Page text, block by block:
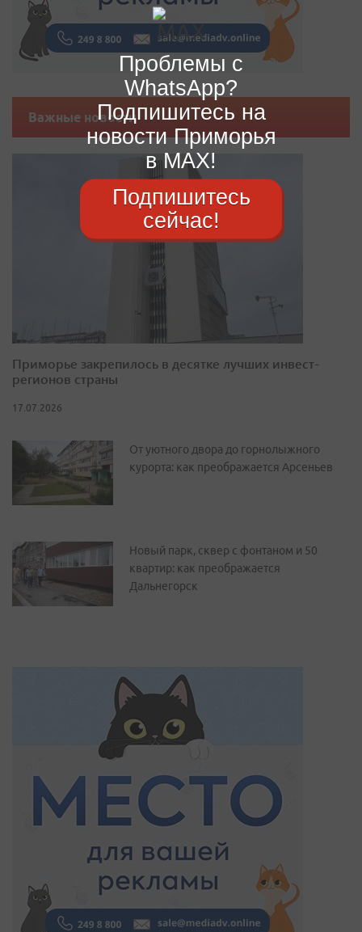
Важные новости
Приморье закрепилось в десятке лучших инвест-
регионов страны
17.07.2026
От уютного двора до горнолыжного
курорта: как преображается Арсеньев
Новый парк, сквер с фонтаном и 50
квартир: как преображается
Дальнегорск
Проблемы с
WhatsApp?
Подпишитесь на
новости Приморья
в MAX!
Подпишитесь
сейчас!